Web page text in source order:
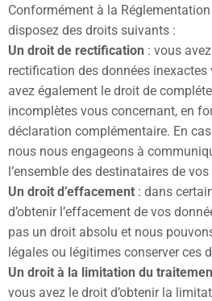
Conformément à la
disposez des droits suivants :
Un droit de rectification : vous
rectification des données
avez également le droit de
incomplètes vous concernant, en
déclaration complémentaire. En cas
nous nous engageons à
l’ensemble des destinataires de
Un droit d’effacement : dans
d’obtenir l’effacement de vos
pas un droit absolu et nous
légales ou légitimes conserver ces
Un droit à la limitation du
vous avez le droit d’obtenir la